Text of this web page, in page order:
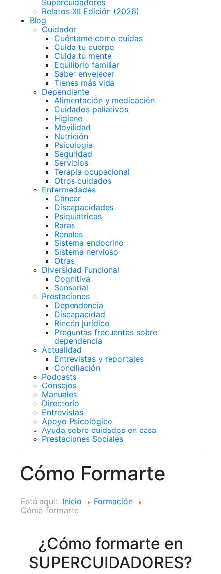
Supercuidadores
Relatos XII Edición (2026)
Blog
Cuidador
Cuéntame como cuidas
Cuida tu cuerpo
Cuida tu mente
Equilibrio familiar
Saber envejecer
Tienes más vida
Dependiente
Alimentación y medicación
Cuidados paliativos
Higiene
Movilidad
Nutrición
Psicologia
Seguridad
Servicios
Terapia ocupacional
Otros cuidados
Enfermedades
Cáncer
Discapacidades
Psiquiátricas
Raras
Renales
Sistema endocrino
Sistema nervioso
Otras
Diversidad Funcional
Cognitiva
Sensorial
Prestaciones
Dependencia
Discapacidad
Rincón jurídico
Preguntas frecuentes sobre
dependencia
Actualidad
Entrevistas y reportajes
Conciliación
Podcasts
Consejos
Manuales
Directorio
Entrevistas
Apoyo Psicológico
Ayuda sobre cuidados en casa
Prestaciones Sociales
Cómo Formarte
Está aquí: Inicio
Formación
Cómo formarte
¿Cómo formarte en
SUPERCUIDADORES?